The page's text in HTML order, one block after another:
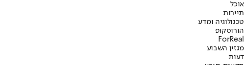
אוכל
תיירות
טכנולוגיה ומדע
הורוסקופ
ForReal
מגזין השבוע
דעות